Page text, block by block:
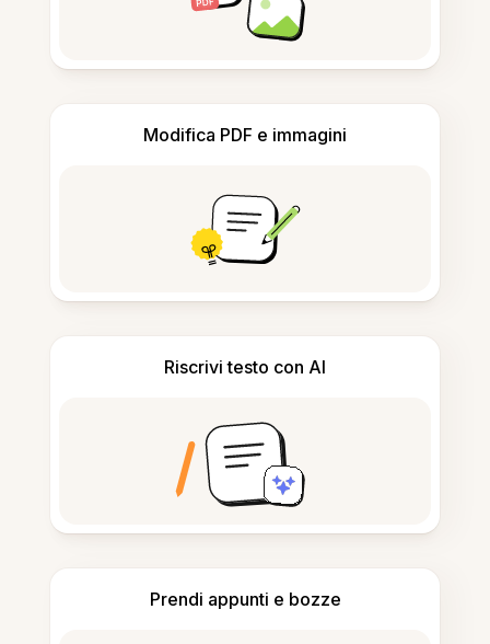
Modifica PDF e immagini
Riscrivi testo con AI
Prendi appunti e bozze